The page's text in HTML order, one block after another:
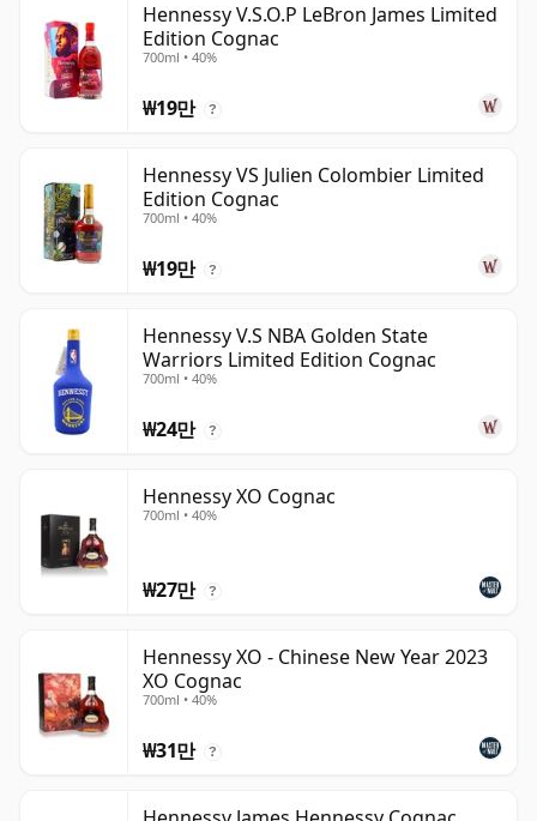
Hennessy V.S.O.P LeBron James Limited
Edition Cognac
700ml • 40%
₩19만 ?
Hennessy VS Julien Colombier Limited
Edition Cognac
700ml • 40%
₩19만 ?
Hennessy V.S NBA Golden State
Warriors Limited Edition Cognac
700ml • 40%
₩24만 ?
Hennessy XO Cognac
700ml • 40%
₩27만 ?
Hennessy XO - Chinese New Year 2023
XO Cognac
700ml • 40%
₩31만 ?